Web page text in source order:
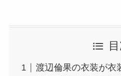
渡辺倫果の衣装が衣